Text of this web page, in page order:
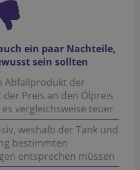
ein paar Nachteile,
sein sollten
Abfallprodukt der
Preis an den Ölpreis
vergleichsweise teuer
weshalb der Tank und
bestimmten
entsprechen müssen